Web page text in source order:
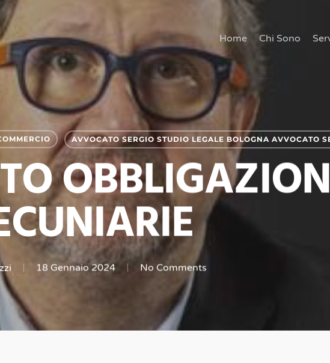
Home Chi Sono
AVVOCATO SERGIO STUDIO LEGALE BOLOGNA AVVOCATO
18 Gennaio 2024 No Comments